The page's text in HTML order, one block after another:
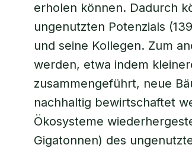
erholen können. Dadurch
ungenutzten Potenzials
und seine Kollegen. Zum
werden, etwa indem
zusammengeführt, neue
nachhaltig bewirtschaftet
Ökosysteme
Gigatonnen) des